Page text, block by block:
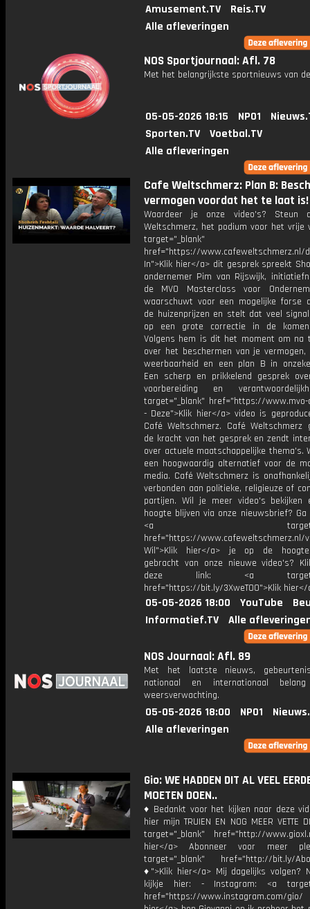
Amusement.TV
Reis.TV
Alle afleveringen
NOS Sportjournaal: Afl. 78
Met het belangrijkste sportnieuws van
05-05-2026 18:15 NPO1
Sporten.TV
Voetbal.TV
Alle afleveringen
Cafe Weltschmerz: Plan B:
vermogen voordat het te laat is!
Waardeer je onze video's? Steun
Weltschmerz, het podium voor het vrije
target="_blank"
href="https://www.cafeweltschmerz.nl/
In">Klik hier</a> dit gesprek spreekt
ondernemer Pim van Rijswijk,
de MVO Masterclass voor
waarschuwt voor een mogelijke forse
de huizenprijzen en stelt dat veel
op een grote correctie in de
Volgens hem is dit het moment om na
over het beschermen van je vermogen,
weerbaarheid en een plan B in
Een scherp en prikkelend gesprek
voorbereiding en
target="_blank" href="https://
- Deze">Klik hier</a> video is
Café Weltschmerz. Café Weltschmerz
de kracht van het gesprek en zendt
over actuele maatschappelijke thema's.
een hoogwaardig alternatief voor de
media. Café Weltschmerz is
verbonden aan politieke, religieuze of
partijen. Wil je meer video's bekijken
hoogte blijven via onze nieuwsbrief? Ga
<a
href="https://www.cafeweltschmerz.nl/
Wil">Klik hier</a> je op de
gebracht van onze nieuwe video's?
deze link: <a
href="https://bit.ly/3XweTO0">Klik hier</
05-05-2026 18:00 YouTube
Informatief.TV
Alle
NOS Journaal: Afl. 89
Met het laatste nieuws,
nationaal en internationaal
weersverwachting.
05-05-2026 18:00 NPO1
Alle afleveringen
Gio: WE HADDEN DIT AL VEEL
MOETEN DOEN..
♦ Bedankt voor het kijken naar deze
hier mijn TRUIEN EN NOG MEER VETTE
target="_blank" href="http://
hier</a> Abonneer voor meer
target="_blank" href="http://bit.ly/
♦">Klik hier</a> Mij dagelijks volgen?
kijkje hier: - Instagram: <a
href="https://www.instagram.com/